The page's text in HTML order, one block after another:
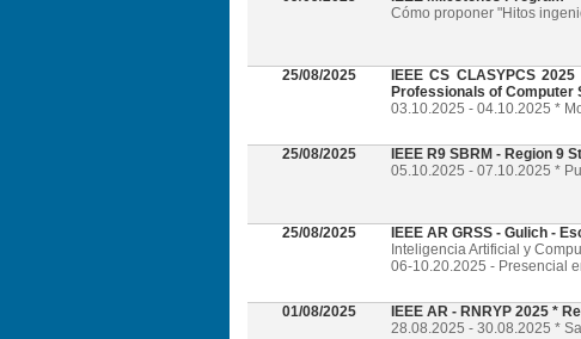
Cómo proponer "Hitos
25/08/2025
IEEE CS CLASYPCS
Professionals of Computer
03.10.2025 - 04.10.2025 *
25/08/2025
IEEE R9 SBRM - Region 9
05.10.2025 - 07.10.2025 *
25/08/2025
IEEE AR GRSS - Gulich -
Inteligencia Artificial y
06-10.20.2025 - Presencial
01/08/2025
IEEE AR - RNRYP 2025 *
28.08.2025 - 30.08.2025 *